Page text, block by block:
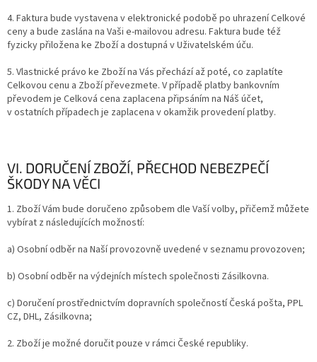
4. Faktura bude vystavena v elektronické podobě po uhrazení Celkové
ceny a bude zaslána na Vaši e-mailovou adresu. Faktura bude též
fyzicky přiložena ke Zboží a dostupná v Uživatelském úču.
5. Vlastnické právo ke Zboží na Vás přechází až poté, co zaplatíte
Celkovou cenu a Zboží převezmete. V případě platby bankovním
převodem je Celková cena zaplacena připsáním na Náš účet,
v ostatních případech je zaplacena v okamžik provedení platby.
VI. DORUČENÍ ZBOŽÍ, PŘECHOD NEBEZPEČÍ
ŠKODY NA VĚCI
1. Zboží Vám bude doručeno způsobem dle Vaší volby, přičemž můžete
vybírat z následujících možností:
a) Osobní odběr na Naší provozovně uvedené vseznamu provozoven;
b) Osobní odběr na výdejních místech společnosti Zásilkovna.
c) Doručení prostřednictvím dopravních společností Česká pošta, PPL
CZ, DHL, Zásilkovna;
2. Zboží je možné doručit pouze v rámci České republiky.